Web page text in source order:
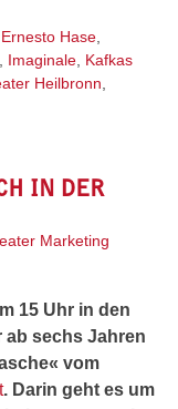
Ernesto Hase
Imaginale Kafkas
Heilbronn
IN DER
Marketing
15 Uhr in den
ab sechs Jahren
vom
. Darin geht es um